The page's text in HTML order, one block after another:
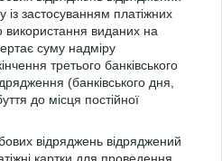
із застосуванням платіжних
використання виданих на
суму надміру
третього банківського
(банківського дня,
до місця постійної
відряджень відряджений